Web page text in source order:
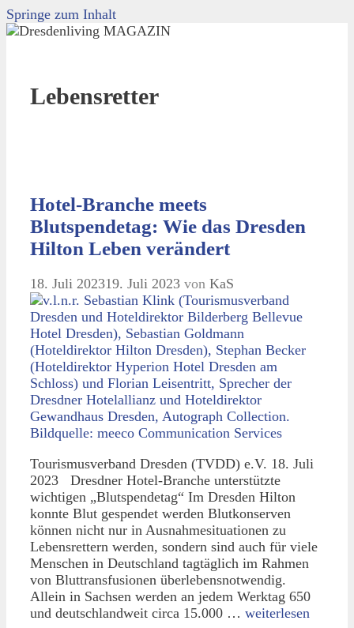
Springe zum Inhalt
Lebensretter
Hotel-Branche meets
Blutspendetag: Wie das Dresden
Hilton Leben verändert
18. Juli 202319. Juli 2023 von KaS
Tourismusverband Dresden (TVDD) e.V. 18. Juli
2023 Dresdner Hotel-Branche unterstützte
wichtigen „Blutspendetag“ Im Dresden Hilton
konnte Blut gespendet werden Blutkonserven
können nicht nur in Ausnahmesituationen zu
Lebensrettern werden, sondern sind auch für viele
Menschen in Deutschland tagtäglich im Rahmen
von Bluttransfusionen überlebensnotwendig.
Allein in Sachsen werden an jedem Werktag 650
und deutschlandweit circa 15.000 … weiterlesen